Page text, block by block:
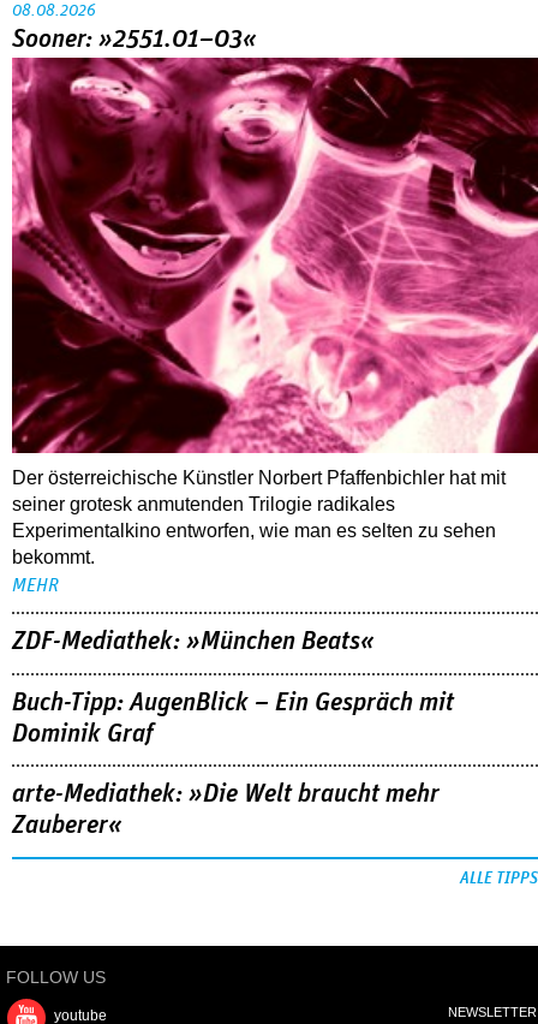
08.08.2026
Sooner: »2551.01–03«
Der österreichische Künstler Norbert Pfaffenbichler hat mit
seiner grotesk anmutenden Trilogie radikales
Experimentalkino entworfen, wie man es selten zu sehen
bekommt.
MEHR
ZDF-Mediathek: »München Beats«
Buch-Tipp: AugenBlick – Ein Gespräch mit
Dominik Graf
arte-Mediathek: »Die Welt braucht mehr
Zauberer«
ALLE TIPPS
FOLLOW US
youtube NEWSLETTER